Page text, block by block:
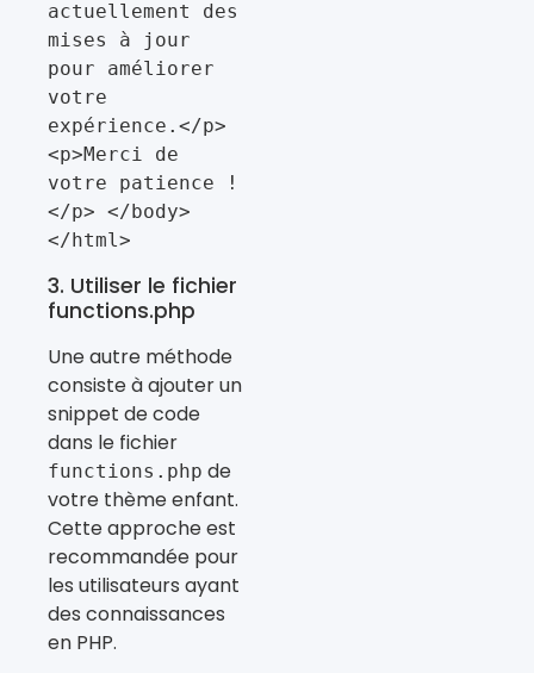
actuellement des
mises à jour
pour améliorer
votre
expérience.</p>
<p>Merci de
votre patience !
</p> </body>
</html>
3. Utiliser le fichier
functions.php
Une autre méthode
consiste à ajouter un
snippet de code
dans le fichier
functions.php de
votre thème enfant.
Cette approche est
recommandée pour
les utilisateurs ayant
des connaissances
en PHP.